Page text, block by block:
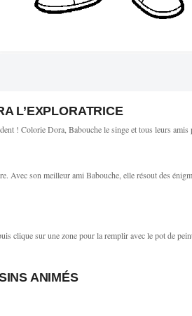
L’EXPLORATRICE
! Colorie Dora, Babouche le singe et tous leurs
Avec son meilleur ami Babouche, elle résout des
clique sur une zone pour la remplir avec le pot de
ANIMÉS